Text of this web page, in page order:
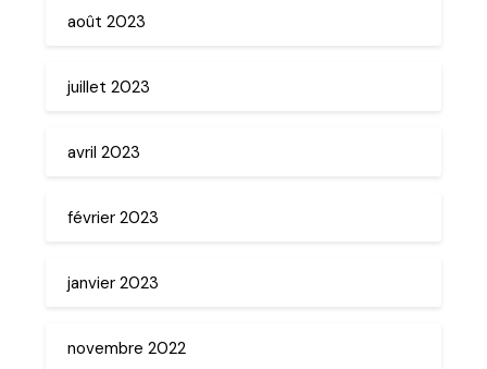
août 2023
juillet 2023
avril 2023
février 2023
janvier 2023
novembre 2022